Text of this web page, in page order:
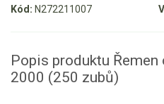
Aku sekačky
Kód: N272211007
Popis produktu Řemen
2000 (250 zubů)